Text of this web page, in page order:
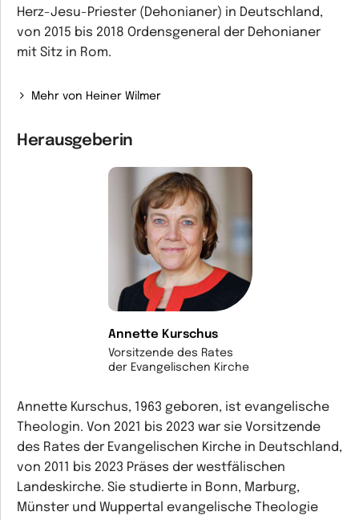
Herz-Jesu-Priester (Dehonianer) in Deutschland,
von 2015 bis 2018 Ordensgeneral der Dehonianer
mit Sitz in Rom.
Mehr von Heiner Wilmer
Herausgeberin
Annette Kurschus
Vorsitzende des Rates
der Evangelischen Kirche
Annette Kurschus, 1963 geboren, ist evangelische
Theologin. Von 2021 bis 2023 war sie Vorsitzende
des Rates der Evangelischen Kirche in Deutschland,
von 2011 bis 2023 Präses der westfälischen
Landeskirche. Sie studierte in Bonn, Marburg,
Münster und Wuppertal evangelische Theologie